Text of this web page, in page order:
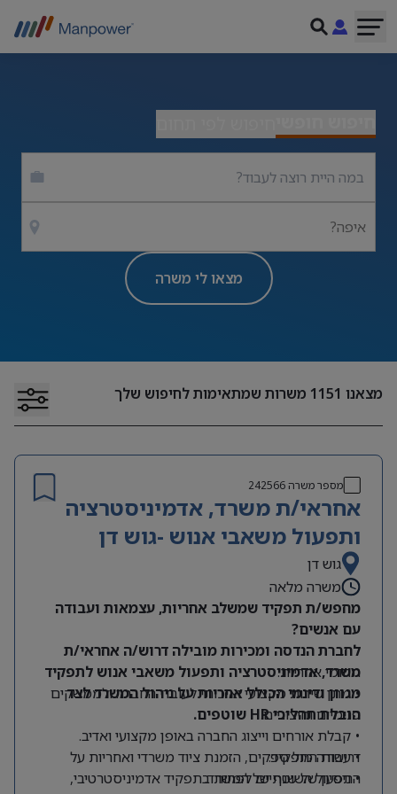
איפה?
מצאו לי משרה
מצאנו 1151 משרות שמתאימות לחיפוש שלך
מספר משרה242566
אחראי/ת משרד, אדמיניסטרציה
ותפעול משאבי אנוש -גוש דן
גוש דן
משרה מלאה
מחפש/ת תפקיד שמשלב אחריות, עצמאות ועבודה
עם אנשים?
לחברת הנדסה ומכירות מובילה דרוש/ה אחראי/ת
משרד, אדמיניסטרציה ותפעול משאבי אנוש לתפקיד
מגוון ודינמי הכולל אחריות על ניהול המשרד לצד
הובלת תהליכי HR שוטפים.
תחומי אחריות:
• מתן שירות מקצועי ואיכותי לעובדי החברה ולממשקים
פנימיים וחיצוניים.
• קבלת אורחים וייצוג החברה באופן מקצועי ואדיב.
• עבודה מול ספקים, הזמנת ציוד משרדי ואחריות על
התפעול השוטף של המשרד.
דרישות התפקיד:
• ניסיון של שנתיים לפחות בתפקיד אדמיניסטרטיבי,